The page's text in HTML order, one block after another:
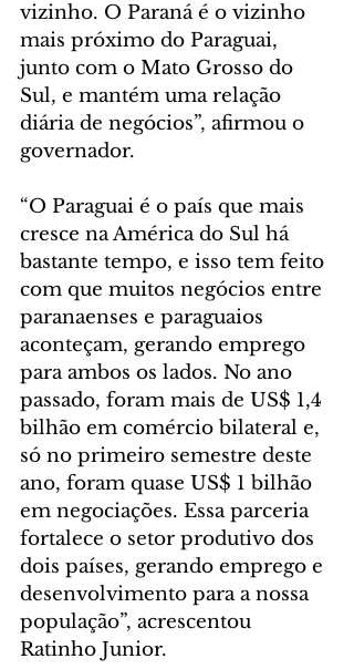
vizinho. O Paraná é o vizinho
mais próximo do Paraguai,
junto com o Mato Grosso do
Sul, e mantém uma relação
diária de negócios”, afirmou o
governador.
“O Paraguai é o país que mais
cresce na América do Sul há
bastante tempo, e isso tem feito
com que muitos negócios entre
paranaenses e paraguaios
aconteçam, gerando emprego
para ambos os lados. No ano
passado, foram mais de US$ 1,4
bilhão em comércio bilateral e,
só no primeiro semestre deste
ano, foram quase US$ 1 bilhão
em negociações. Essa parceria
fortalece o setor produtivo dos
dois países, gerando emprego e
desenvolvimento para a nossa
população”, acrescentou
Ratinho Junior.